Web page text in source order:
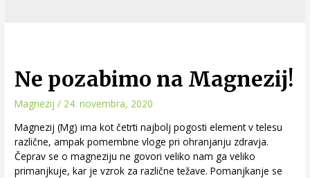
Ne pozabimo na Magnezij!
Magnezij / 24. novembra, 2020
Magnezij (Mg) ima kot četrti najbolj pogosti element v telesu
različne, ampak pomembne vloge pri ohranjanju zdravja.
Čeprav se o magneziju ne govori veliko nam ga veliko
primanjkuje, kar je vzrok za različne težave. Pomanjkanje se